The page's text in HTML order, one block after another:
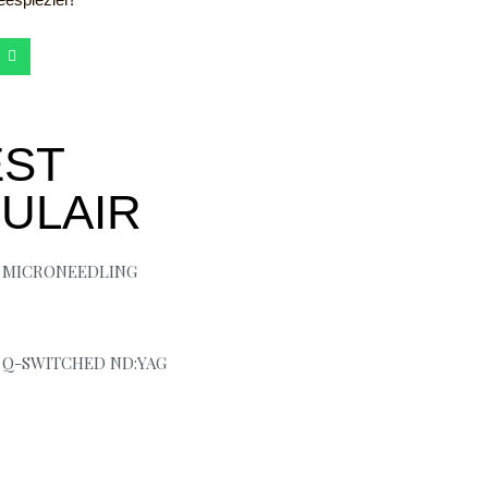
h
a
p
SWITCHED ND:YAG